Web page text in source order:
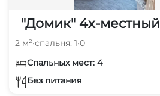
"Домик" 4х-местный
2 м²•спальня: 1•0
Спальных мест: 4
Без питания